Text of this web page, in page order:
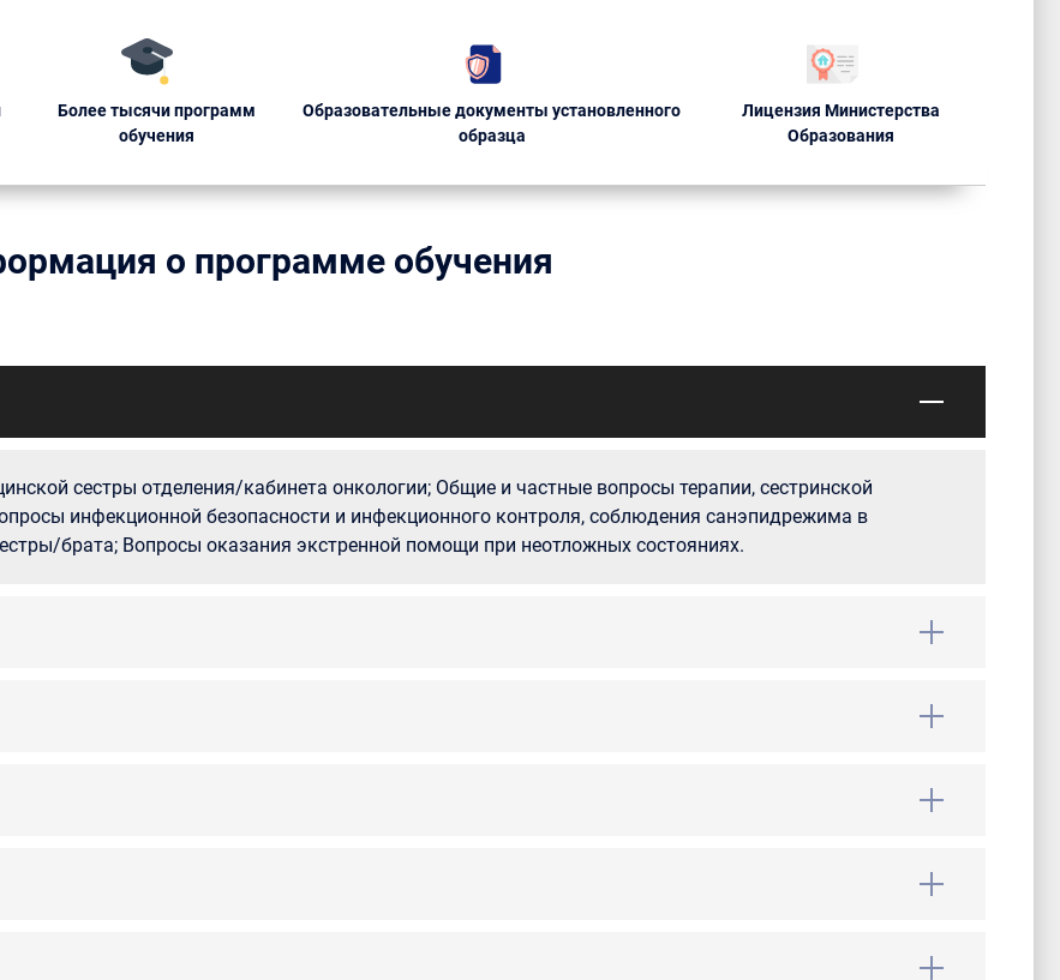
Более тысячи программ
обучения
Образовательные документы установленного
образца
Лицензия Министерства
Образования
о программе обучения
сестры отделения/кабинета онкологии; Общие и частные вопросы терапии, сестринской
инфекционной безопасности и инфекционного контроля, соблюдения санэпидрежима в
брата; Вопросы оказания экстренной помощи при неотложных состояниях.